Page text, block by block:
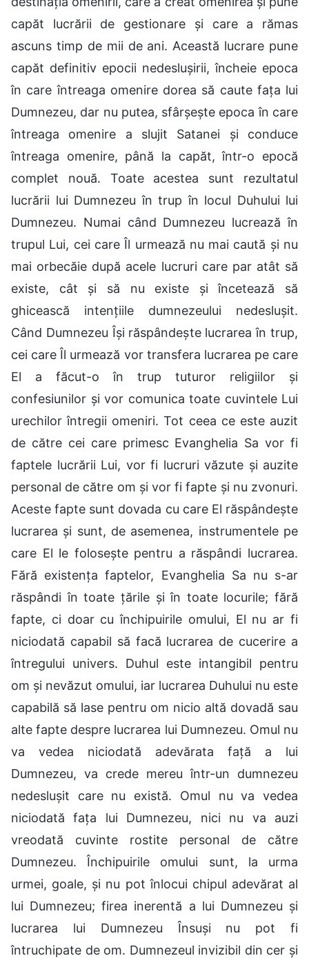
capăt lucrării de gestionare și care a rămas
ascuns timp de mii de ani. Această lucrare pune
capăt definitiv epocii nedeslușirii, încheie epoca
în care întreaga omenire dorea să caute fața lui
Dumnezeu, dar nu putea, sfârșește epoca în care
întreaga omenire a slujit Satanei și conduce
întreaga omenire, până la capăt, într-o epocă
complet nouă. Toate acestea sunt rezultatul
lucrării lui Dumnezeu în trup în locul Duhului lui
Dumnezeu. Numai când Dumnezeu lucrează în
trupul Lui, cei care Îl urmează nu mai caută și nu
mai orbecăie după acele lucruri care par atât să
existe, cât și să nu existe și încetează să
ghicească intențiile dumnezeului nedeslușit.
Când Dumnezeu Își răspândește lucrarea în trup,
cei care Îl urmează vor transfera lucrarea pe care
El a făcut-o în trup tuturor religiilor și
confesiunilor și vor comunica toate cuvintele Lui
urechilor întregii omeniri. Tot ceea ce este auzit
de către cei care primesc Evanghelia Sa vor fi
faptele lucrării Lui, vor fi lucruri văzute și auzite
personal de către om și vor fi fapte și nu zvonuri.
Aceste fapte sunt dovada cu care El răspândește
lucrarea și sunt, de asemenea, instrumentele pe
care El le folosește pentru a răspândi lucrarea.
Fără existența faptelor, Evanghelia Sa nu s-ar
răspândi în toate țările și în toate locurile; fără
fapte, ci doar cu închipuirile omului, El nu ar fi
niciodată capabil să facă lucrarea de cucerire a
întregului univers. Duhul este intangibil pentru
om și nevăzut omului, iar lucrarea Duhului nu este
capabilă să lase pentru om nicio altă dovadă sau
alte fapte despre lucrarea lui Dumnezeu. Omul nu
va vedea niciodată adevărata față a lui
Dumnezeu, va crede mereu într-un dumnezeu
nedeslușit care nu există. Omul nu va vedea
niciodată fața lui Dumnezeu, nici nu va auzi
vreodată cuvinte rostite personal de către
Dumnezeu. Închipuirile omului sunt, la urma
urmei, goale, și nu pot înlocui chipul adevărat al
lui Dumnezeu; firea inerentă a lui Dumnezeu și
lucrarea lui Dumnezeu Însuși nu pot fi
întruchipate de om. Dumnezeul invizibil din cer și